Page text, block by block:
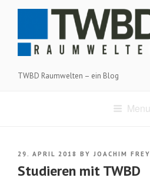
TWBD Raumwelten – ein Blog
Menu
POSTED
29. APRIL 2018 BY JOACHIM FREY
Studieren mit TWBD